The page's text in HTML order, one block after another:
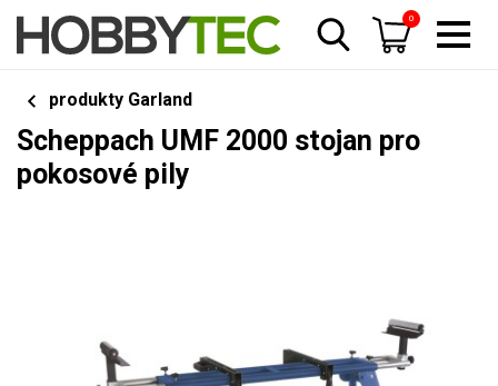
0
produkty Garland
Scheppach UMF 2000 stojan pro
pokosové pily